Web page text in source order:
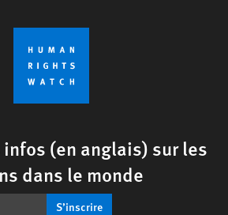
infos (en anglais) sur les
dans le monde
S’inscrire